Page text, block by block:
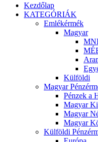
Kezdőlap
KATEGÓRIÁK
Emlékérmék
Magyar
Külföldi
Magyar
Pénzek a
Magyar
Magyar
Magyar
Külföldi